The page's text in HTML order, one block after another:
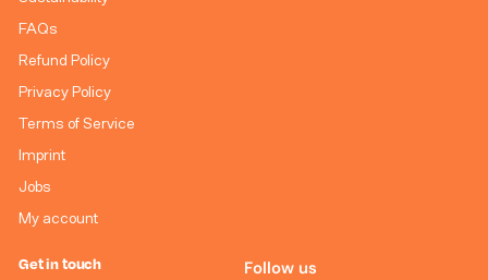
FAQs
Refund Policy
Privacy Policy
Terms of Service
Imprint
Jobs
My account
Get in touch Follow us